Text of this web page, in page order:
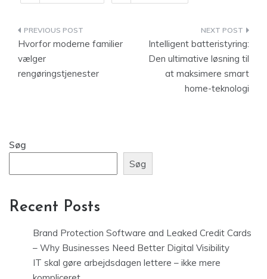
Indlægsnavigation
Hvorfor moderne familier
vælger
rengøringstjenester
Intelligent batteristyring:
Den ultimative løsning til
at maksimere smart
home-teknologi
Søg
Søg
Recent Posts
Brand Protection Software and Leaked Credit Cards
– Why Businesses Need Better Digital Visibility
IT skal gøre arbejdsdagen lettere – ikke mere